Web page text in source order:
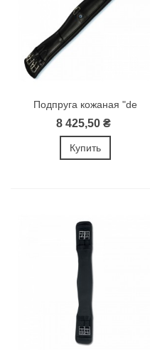
Подпруга кожаная "de
Luxe"
8 425,50 ₴
Купить